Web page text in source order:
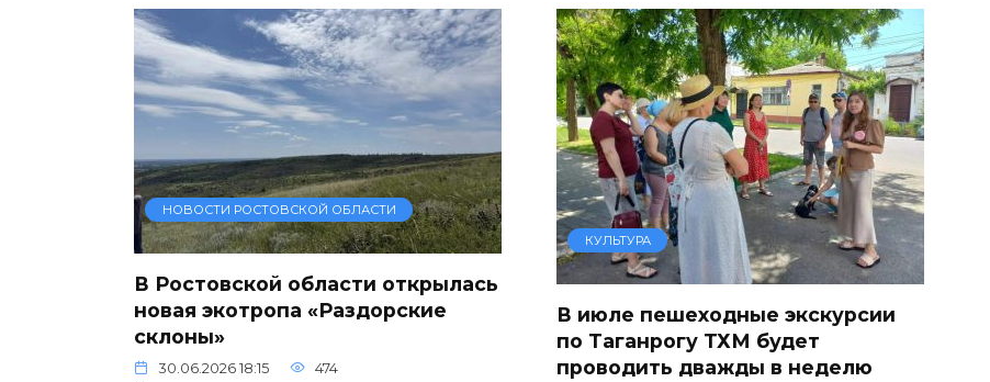
НОВОСТИ РОСТОВСКОЙ ОБЛАСТИ
В Ростовской области открылась
новая экотропа «Раздорские
склоны»
30.06.2026 18:15 474
КУЛЬТУРА
В июле пешеходные экскурсии
по Таганрогу ТХМ будет
проводить дважды в неделю